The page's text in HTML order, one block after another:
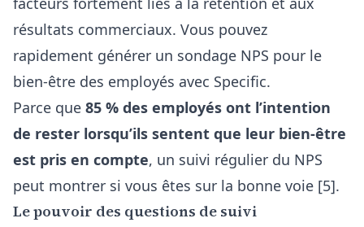
résultats commerciaux. Vous pouvez
rapidement générer un sondage NPS pour le
bien-être des employés avec Specific.
Parce que 85 % des employés ont l’intention
de rester lorsqu’ils sentent que leur bien-être
est pris en compte, un suivi régulier du NPS
peut montrer si vous êtes sur la bonne voie [5].
Le pouvoir des questions de suivi